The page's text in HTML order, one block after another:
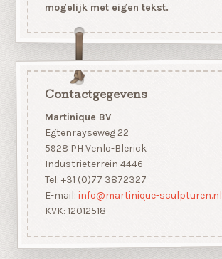
mogelijk met eigen tekst.
Contactgegevens
Martinique BV
Egtenrayseweg 22
5928 PH Venlo-Blerick
Industrieterrein 4446
Tel: +31 (0)77 3872327
E-mail: info@martinique-sculpturen.nl
KVK: 12012518